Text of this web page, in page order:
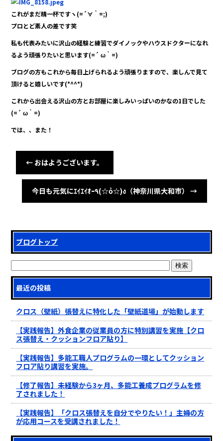
これがまだ精一杯ですヽ(=´∀｀=;)
プロとど素人の差です笑
私も代表みたいに沢山の経験と練習でダイノックやハウスドクターになれ
るよう頑張りたいと思います(=´ ω｀=)
ブログの方もこれから毎日上げられるよう頑張りますので、楽しんで見て
頂けると嬉しいです(*^^*)
これから出会える沢山の方とお部屋に楽しみいっぱいのかなの1日でした
(=´ ω｀=)
では、、また！
← おはようございます。
今日も元気にｴｲｴｲｵｰ٩(☆ỏ☆)ง（神奈川県大和市） →
ブログトップ
最近の投稿
クロス（壁紙）張替えに特化した「壁紙道場」が始動します
【実践報告】外食企業の従業員の方に特別講習を実施【クロ
ス張替え・クッションフロア貼り】
【実践報告】多能工職人プログラムの一環としてクッション
フロア貼り講習を実施。
【修了報告】未経験から3ヶ月、多能工養成プログラムを修
了されました！
【実践報告】「クロス張替えを自分でやりたい！」主婦の方
が応用コースを受講されました！